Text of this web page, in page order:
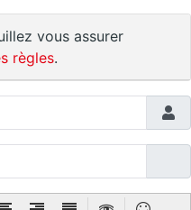
vous assurer
règles.